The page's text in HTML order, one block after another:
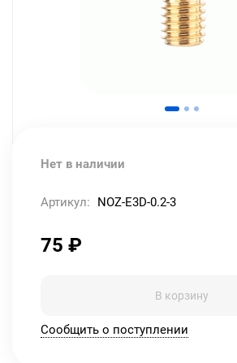
Нет в наличии
Артикул: NOZ-E3D-0.2-3
75 ₽
В корзину
Сообщить о поступлении